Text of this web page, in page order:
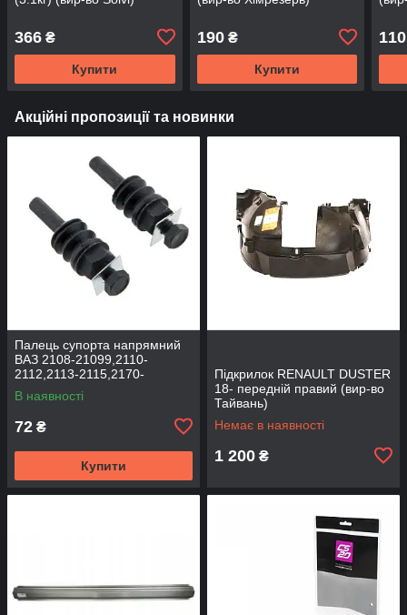
366 ₴
Купити
190₴
Купити
110
Акційні пропозиції та новинки
Палець супорта напрямний
ВАЗ 2108-21099,2110-
2112,2113-2115,2170-
2172,2190, 1117-1119 (к-т
2шт) (вир-во BEG-LINE)
В наявності
72 ₴
Купити
Підкрилок RENAULT DUSTER
18- передній правий (вир-во
Тайвань)
Немає в наявності
1 200 ₴